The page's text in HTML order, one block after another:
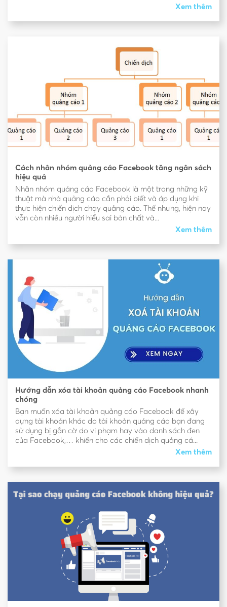
Xem thêm
Cách nhân nhóm quảng cáo Facebook tăng ngân sách
hiệu quả
Nhân nhóm quảng cáo Facebook là một trong những kỹ
thuật mà nhà quảng cáo cần phải biết và áp dụng khi
thực hiện chiến dịch chạy quảng cáo. Thế nhưng, hiện nay
vẫn còn nhiều người hiểu sai bản chất và...
Xem thêm
Hướng dẫn xóa tài khoản quảng cáo Facebook nhanh
chóng
Bạn muốn xóa tài khoản quảng cáo Facebook để xây
dựng tài khoản khác do tài khoản quảng cáo bạn đang
sử dụng bị gắn cờ do vi phạm hay vào danh sách đen
của Facebook,… khiến cho các chiến dịch quảng cá...
Xem thêm